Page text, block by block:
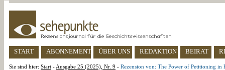
START ABONNEMENT ÜBER UNS REDAKTION BEIRAT
Sie sind hier: Start - Ausgabe 25 (2025), Nr. 9 - Rezension von: The Power of Petitioning